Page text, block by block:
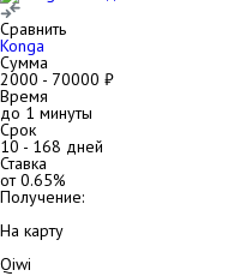
Сравнить
Konga
Сумма
2000 - 70000 ₽
Время
до 1 минуты
Срок
10 - 168 дней
Ставка
от0.65%
Получение:
На карту
Qiwi